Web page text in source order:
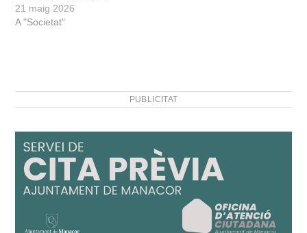
21 maig 2026
A "Societat"
PUBLICITAT